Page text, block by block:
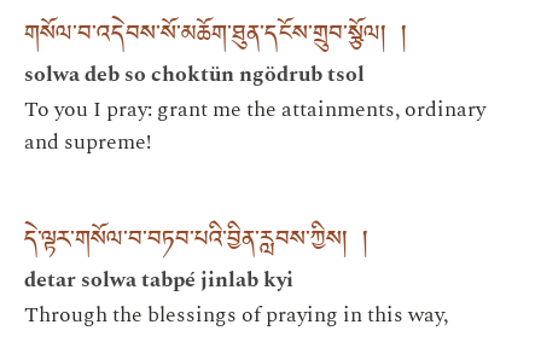
གསོལ་བ་འདེབས་སོ་མཆོག་ཐུན་དངོས་གྲུབ་སྩོལ། །
solwa deb so choktün ngödrub tsol
To you I pray: grant me the attainments, ordinary
and supreme!
དེ་ལྟར་གསོལ་བ་བཏབ་པའི་བྱིན་རླབས་ཀྱིས། །
detar solwa tabpé jinlab kyi
Through the blessings of praying in this way,